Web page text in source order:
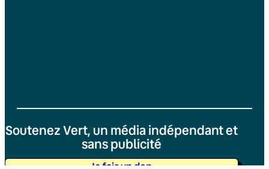
Soutenez Vert, un média indépendant et
sans publicité